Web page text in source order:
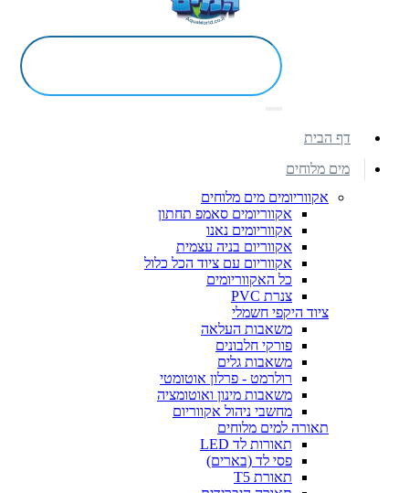
דף הבית
מים מלוחים
אקווריומים מים מלוחים
אקווריומים סאמפ תחתון
אקווריומים נאנו
אקווריום בניה עצמית
אקווריום עם ציוד הכל כלול
כל האקווריומים
צנרת PVC
ציוד היקפי חשמלי
משאבות העלאה
פורקי חלבונים
משאבות גלים
רולרמט - פרלון אוטומטי
משאבות מינון ואוטומציה
מחשבי ניהול אקווריום
תאורה למים מלוחים
תאורות לד LED
פסי לד (בארים)
תאורת T5